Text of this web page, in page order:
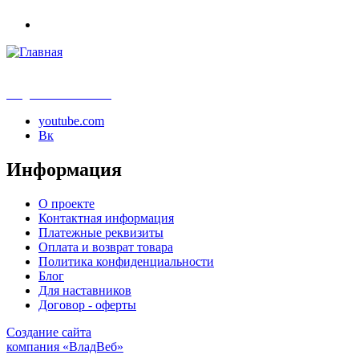
youtube.com
Вк
Информация
О проекте
Контактная информация
Платежные реквизиты
Оплата и возврат товара
Политика конфиденциальности
Блог
Для наставников
Договор - оферты
Создание сайта
компания «ВладВеб»